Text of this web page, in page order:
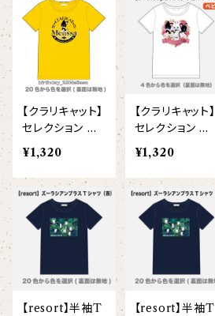
【face_point】
【balancing typo】
【crest_turquoise】
【piano】
【pink_flower】
オルコット
フランソワルトン
チーター
オコジョ
ホワイトライオン
ローレンス
【クラリキャット】
セレクション 半
袖Tシャツ片面
(こども)
¥1,320
【クラリキャット】
セレクション 半
袖Tシャツ片面
(ベビー)
¥1,320
【resort】半袖T
【resort】半袖T